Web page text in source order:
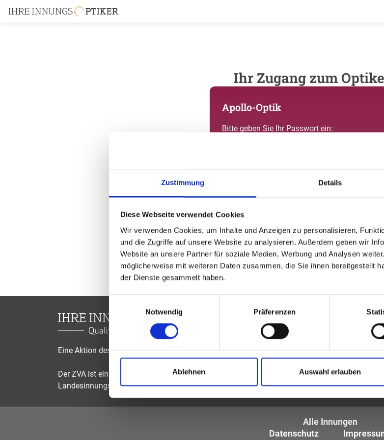
Zustimmung Details
Diese Webseite verwendet Cookies
Wir verwenden Cookies, um Inhalte und Anzeigen zu personalisieren,
und die Zugriffe auf unsere Website zu analysieren. Außerdem geben wir
Website an unsere Partner für soziale Medien, Werbung und Analysen
möglicherweise mit weiteren Daten zusammen, die Sie ihnen bereitgestellt
der Dienste gesammelt haben.
Notwendig
Präferenzen
Ablehnen Auswahl erlauben
Ihr Zugang zum
Apollo-Optik
Bitte geben Sie Ihr Passwort ein:
Sie sind nicht Apollo-Optik? Zur allgemeinen Suche.
Eine Aktion des Zentralverbandes der Augenoptiker und Optometristen (ZVA)
Der ZVA ist ein Bundesinnungsverband, seine Mitglieder sind die
Landesinnungsverbände und Landesinnungen des Augenoptikerhandwerks.
Alle Innungen
Datenschutz